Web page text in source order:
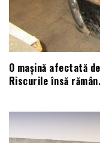
O mașină afectată
Riscurile însă rămân.